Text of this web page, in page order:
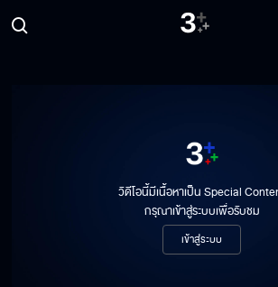
วิดีโอนี้มีเนื้อหาเป็น Special
กรุณาเข้าสู่ระบบเพื่อรับชม
เข้าสู่ระบบ